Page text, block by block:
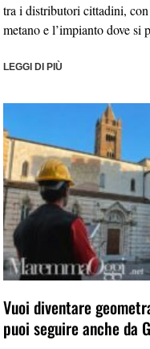
tra i distributori cittadini,
metano e l’impianto dove si
LEGGI DI PIÙ
Vuoi diventare
puoi seguire anche da